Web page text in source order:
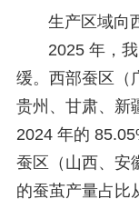
生产区域向
2025 年，
缓。西部蚕区（
贵州、甘肃、新
2024 年的
蚕区（山西、安
的蚕茧产量占比